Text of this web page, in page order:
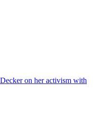
on her activism with